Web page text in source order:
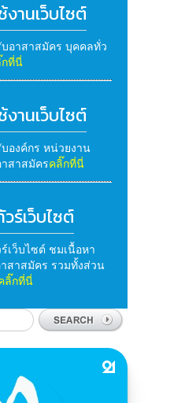
งานเว็บไซต์
อาสาสมัคร บุคคลทั่ว
ที่นี่
งานเว็บไซต์
องค์กร หน่วยงาน
สาสมัครคลิ๊กที่นี่
ร์เว็บไซต์
เว็บไซต์ ชมเนื้อหา
สาสมัคร รวมทั้งส่วน
ลิ๊กที่นี่